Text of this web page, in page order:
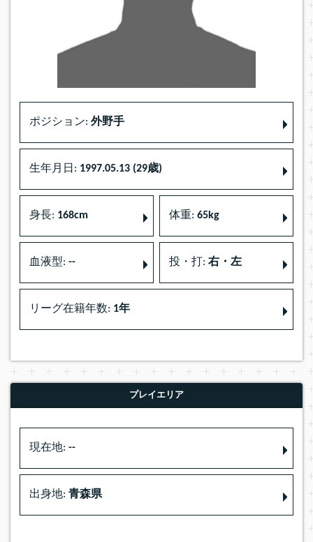
ポジション: 外野手
生年月日: 1997.05.13 (29歳)
身長: 168cm 体重: 65kg
血液型: -- 投・打: 右・左
リーグ在籍年数: 1年
プレイエリア
現在地: --
出身地: 青森県